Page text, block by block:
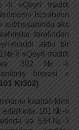
li «Qeyri maddi
hesabının
subhesabında əks
tərəfindən
maddi aktiv bir
li «Qeyri-maddi
və 302№-li
hissəsi »
Kt302)
kapitalı kimi
edildikdə 101№-li
və 534№-li